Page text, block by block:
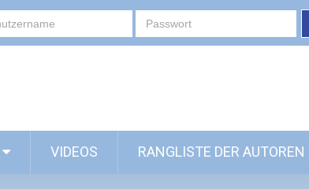
VIDEOS RANGLISTE DER AUTOREN